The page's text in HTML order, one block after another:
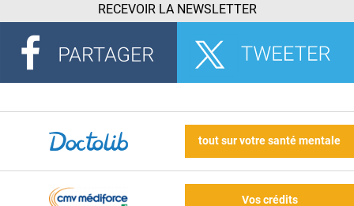
RECEVOIR LA NEWSLETTER
tout sur votre santé mentale
Vos crédits